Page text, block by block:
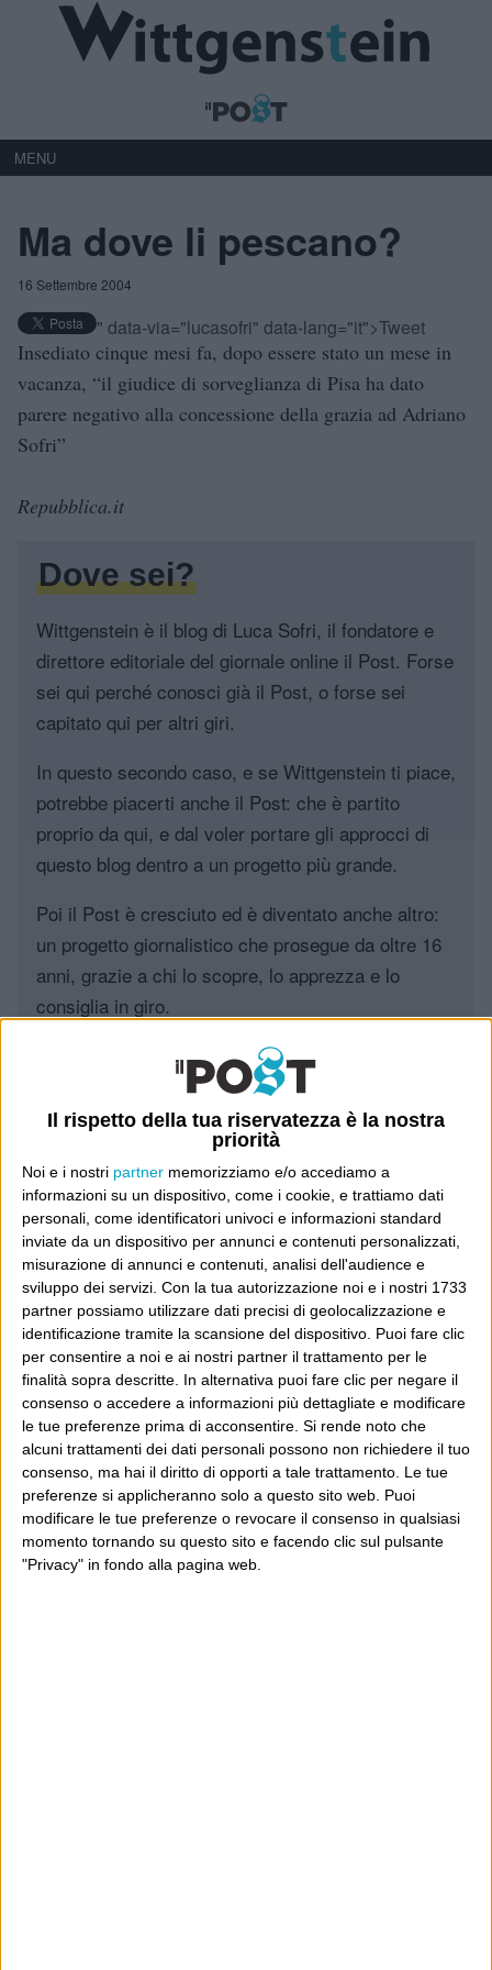
Il rispetto della tua riservatezza è la nostra
priorità
Noi e i nostri partner memorizziamo e/o accediamo a
informazioni su un dispositivo, come i cookie, e trattiamo dati
personali, come identificatori univoci e informazioni standard
inviate da un dispositivo per annunci e contenuti personalizzati,
misurazione di annunci e contenuti, analisi dell'audience e
sviluppo dei servizi. Con la tua autorizzazione noi e i nostri 1733
partner possiamo utilizzare dati precisi di geolocalizzazione e
identificazione tramite la scansione del dispositivo. Puoi fare clic
per consentire a noi e ai nostri partner il trattamento per le
finalità sopra descritte. In alternativa puoi fare clic per negare il
consenso o accedere a informazioni più dettagliate e modificare
le tue preferenze prima di acconsentire. Si rende noto che
alcuni trattamenti dei dati personali possono non richiedere il tuo
consenso, ma hai il diritto di opporti a tale trattamento. Le tue
preferenze si applicheranno solo a questo sito web. Puoi
modificare le tue preferenze o revocare il consenso in qualsiasi
momento tornando su questo sito e facendo clic sul pulsante
"Privacy" in fondo alla pagina web.
MENU
Ma dove li pescano?
16 Settembre 2004
" data-via="lucasofri" data-lang="it">Tweet
Insediato cinque mesi fa, dopo essere stato un mese in
vacanza, “il giudice di sorveglianza di Pisa ha dato
parere negativo alla concessione della grazia ad Adriano
Sofri”
Repubblica.it
Dove sei?
Wittgenstein è il blog di Luca Sofri, il fondatore e
direttore editoriale del giornale online il Post. Forse
sei qui perché conosci già il Post, o forse sei
capitato qui per altri giri.
In questo secondo caso, e se Wittgenstein ti piace,
potrebbe piacerti anche il Post: che è partito
proprio da qui, e dal voler portare gli approcci di
questo blog dentro a un progetto più grande.
Poi il Post è cresciuto ed è diventato anche altro:
un progetto giornalistico che prosegue da oltre 16
anni, grazie a chi lo scopre, lo apprezza e lo
consiglia in giro.
Leggi il Post, magari ti piace
POST PRECEDENTE
Fate l’amore…
POST SUCCESSIVO
Tempo da perdere
E per i regali di Natale